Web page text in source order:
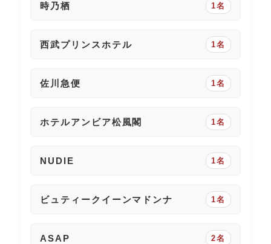
時乃栖 1名
西武プリンスホテル 1名
佐川急便 1名
ホテルアンビア松風閣 1名
NUDIE 1名
ビュティークイーンマドンナ 1名
ASAP 2名